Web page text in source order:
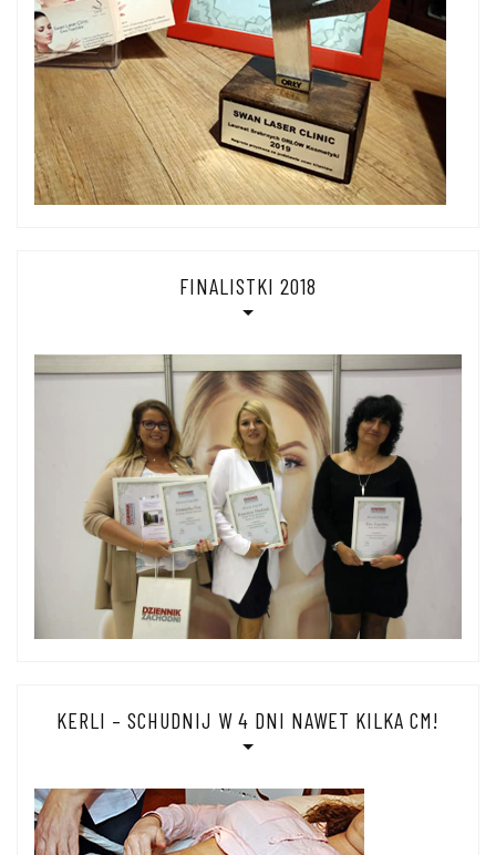
FINALISTKI 2018
KERLI – SCHUDNIJ W 4 DNI NAWET KILKA CM!